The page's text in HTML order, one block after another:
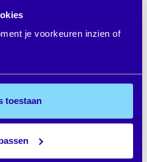
je voorkeuren inzien of
toestaan
je volhouden.
hulp of